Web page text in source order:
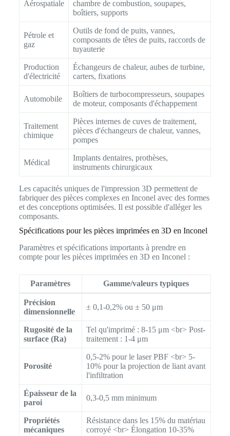
Aérospatiale
chambre de combustion, soupapes,
boîtiers, supports
Pétrole et
gaz
Outils de fond de puits, vannes,
composants de têtes de puits, raccords de
tuyauterie
Production
d'électricité
Échangeurs de chaleur, aubes de turbine,
carters, fixations
Automobile
Boîtiers de turbocompresseurs, soupapes
de moteur, composants d'échappement
Traitement
chimique
Pièces internes de cuves de traitement,
pièces d'échangeurs de chaleur, vannes,
pompes
Médical
Implants dentaires, prothèses,
instruments chirurgicaux
Les capacités uniques de l'impression 3D permettent de
fabriquer des pièces complexes en Inconel avec des formes
et des conceptions optimisées. Il est possible d'alléger les
composants.
Spécifications pour les pièces imprimées en 3D en Inconel
Paramètres et spécifications importants à prendre en
compte pour les pièces imprimées en 3D en Inconel :
Paramètres Gamme/valeurs typiques
Précision
dimensionnelle
± 0,1-0,2% ou ± 50 μm
Rugosité de la
surface (Ra)
Tel qu'imprimé : 8-15 μm <br> Post-
traitement : 1-4 μm
Porosité
0,5-2% pour le laser PBF <br> 5-
10% pour la projection de liant avant
l'infiltration
Épaisseur de la
paroi
0,3-0,5 mm minimum
Propriétés
mécaniques
Résistance dans les 15% du matériau
corroyé <br> Élongation 10-35%